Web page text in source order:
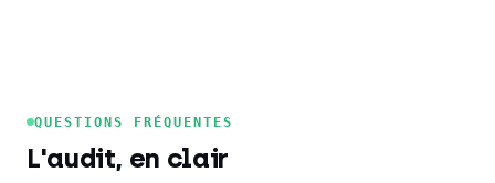
QUESTIONS FRÉQUENTES
L'audit, en clair